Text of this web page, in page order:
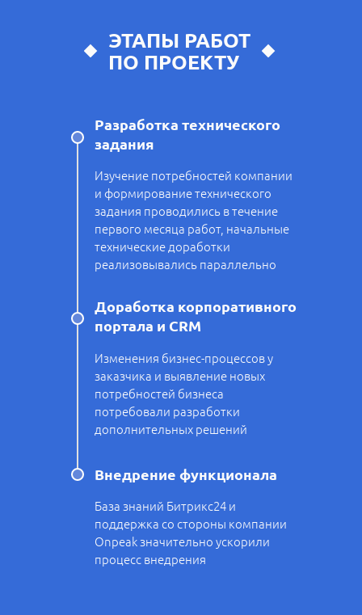
Доработка корпоративного
портала и CRM
Разработка технического
задания
Внедрение функционала
ЭТАПЫ РАБОТ
ПО ПРОЕКТУ
Изучение потребностей компании
и формирование технического
задания проводились в течение
первого месяца работ, начальные
технические доработки
реализовывались параллельно
Изменения бизнес-процессов у
заказчика и выявление новых
потребностей бизнеса
потребовали разработки
дополнительных решений
База знаний Битрикс24 и
поддержка со стороны компании
Onpeak значительно ускорили
процесс внедрения